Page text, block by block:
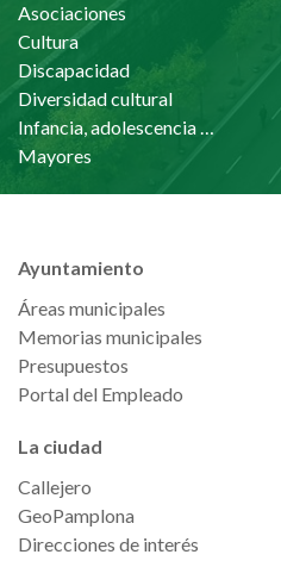
Asociaciones
Cultura
Discapacidad
Diversidad cultural
Infancia, adolescencia y familia
Mayores
Ayuntamiento
Áreas municipales
Memorias municipales
Presupuestos
Portal del Empleado
La ciudad
Callejero
GeoPamplona
Direcciones de interés